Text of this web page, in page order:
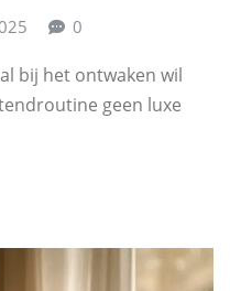
0
bij het ontwaken wil
geen luxe